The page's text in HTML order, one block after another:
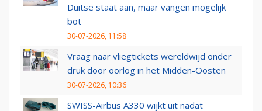
Duitse staat aan, maar vangen mogelijk
bot
30-07-2026, 11:58
Vraag naar vliegtickets wereldwijd onder
druk door oorlog in het Midden-Oosten
30-07-2026, 10:36
SWISS-Airbus A330 wijkt uit nadat